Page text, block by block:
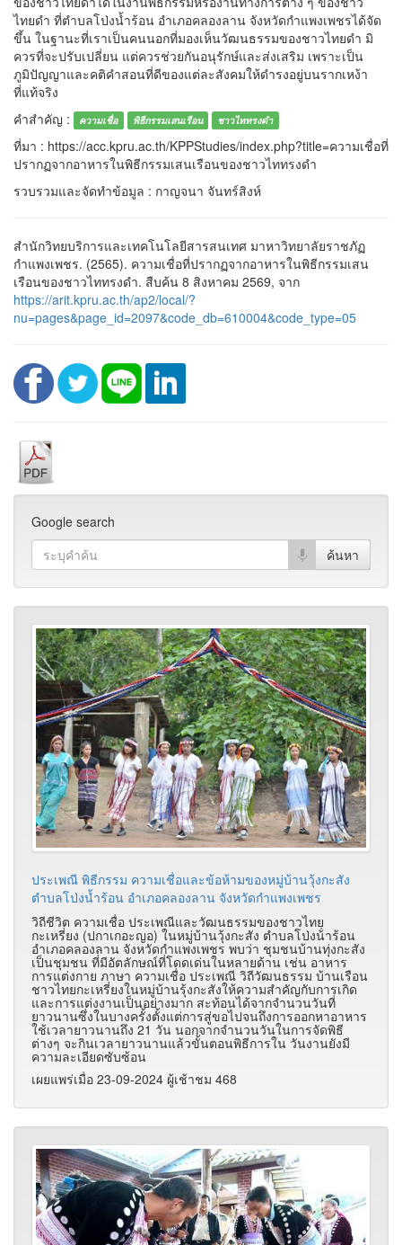
ไทยดำ ที่ตำบลโป่งน้ำร้อน อำเภอคลองลาน จังหวัดกำแพงเพชรได้จัด
ขึ้น ในฐานะที่เราเป็นคนนอกที่มองเห็นวัฒนธรรมของชาวไทยดำ มิ
ควรที่จะปรับเปลี่ยน แต่ควรช่วยกันอนุรักษ์และส่งเสริม เพราะเป็น
ภูมิปัญญาและคติคำสอนที่ดีของแต่ละสังคมให้ดำรงอยู่บนรากเหง้า
ที่แท้จริง
คำสำคัญ :
ความเชื่อ พิธีกรรมเสนเรือน ชาวไททรงดำ
ที่มา : https://acc.kpru.ac.th/KPPStudies/index.php?title=ความเชื่อที่
ปรากฏจากอาหารในพิธีกรรมเสนเรือนของชาวไททรงดำ
รวบรวมและจัดทำข้อมูล : กาญจนา จันทร์สิงห์
สำนักวิทยบริการและเทคโนโลยีสารสนเทศ มาหาวิทยาลัยราชภัฏ
กำแพงเพชร. (2565). ความเชื่อที่ปรากฏจากอาหารในพิธีกรรมเสน
เรือนของชาวไททรงดำ. สืบค้น 8 สิงหาคม 2569, จาก
https://arit.kpru.ac.th/ap2/local/?
nu=pages&page_id=2097&code_db=610004&code_type=05
Google search
ประเพณี พิธีกรรม ความเชื่อและข้อห้ามของหมู่บ้านวุ้งกะสัง
ตำบลโป่งน้ำร้อน อำเภอคลองลาน จังหวัดกำแพงเพชร
วิถีชีวิต ความเชื่อ ประเพณีและวัฒนธรรมของชาวไทย
กะเหรี่ยง (ปกาเกอะญอ) ในหมู่บ้านวุ้งกะสัง ตําบลโป่งน้ําร้อน
อําเภอคลองลาน จังหวัดกําแพงเพชร พบว่า ชุมชนบ้านทุ่งกะสัง
เป็นชุมชน ที่มีอัตลักษณ์ที่โดดเด่นในหลายด้าน เช่น อาหาร
การแต่งกาย ภาษา ความเชื่อ ประเพณี วิถีวัฒนธรรม บ้านเรือน
ชาวไทยกะเหรี่ยงในหมู่บ้านรุ้งกะสังให้ความสําคัญกับการเกิด
และการแต่งงานเป็นอย่างมาก สะท้อนได้จากจํานวนวันที่
ยาวนานซึ่งในบางครั้งตั้งแต่การสู่ขอไปจนถึงการออกหาอาหาร
ใช้เวลายาวนานถึง 21 วัน นอกจากจํานวนวันในการจัดพิธี
ต่างๆ จะกินเวลายาวนานแล้วขั้นตอนพิธีการใน วันงานยังมี
ความละเอียดซับซ้อน
เผยแพร่เมื่อ 23-09-2024 ผู้เช้าชม 468